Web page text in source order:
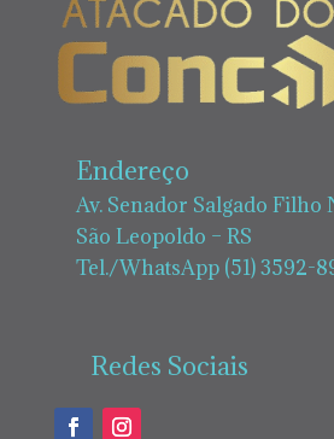
Endereço
Av. Senador Salgado Filho
São Leopoldo – RS
Tel./WhatsApp (51) 3592-
Redes Sociais